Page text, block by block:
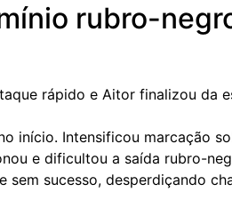
rubro-
rápido e Aitor finalizou da
início. Intensificou marcação
e dificultou a saída rubro-
sem sucesso, desperdiçando